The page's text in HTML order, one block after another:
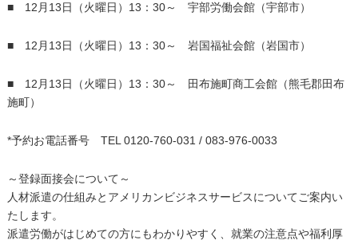
■ 12月13日（火曜日）13：30～ 宇部労働会館（宇部市）
■ 12月13日（火曜日）13：30～ 岩国福祉会館（岩国市）
■ 12月13日（火曜日）13：30～ 田布施町商工会館（熊毛郡田布
施町）
*予約お電話番号 TEL 0120-760-031 / 083-976-0033
～登録面接会について～
人材派遣の仕組みとアメリカンビジネスサービスについてご案内い
たします。
派遣労働がはじめての方にもわかりやすく、就業の注意点や福利厚